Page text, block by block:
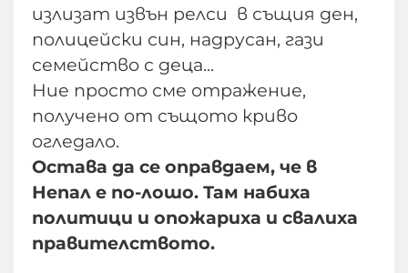
излизат извън релси в същия ден,
полицейски син, надрусан, гази
семейство с деца...
Ние просто сме отражение,
получено от същото криво
огледало.
Остава да се оправдаем, че в
Непал е по-лошо. Там набиха
политици и опожариха и свалиха
правителството.